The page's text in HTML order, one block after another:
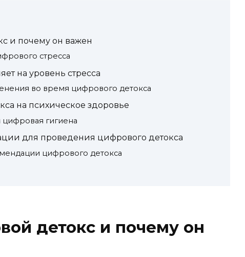
и почему он важен
стресса
на уровень стресса
во время цифрового детокса
на психическое здоровье
гигиена
для проведения цифрового детокса
цифрового детокса
детокс и почему он